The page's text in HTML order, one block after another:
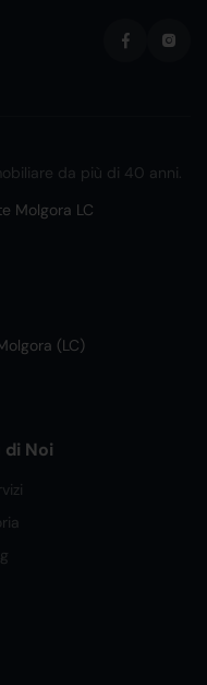
da più di 40 anni.
Molgora LC
(LC)
di Noi